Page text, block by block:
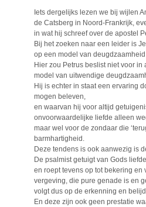
Iets dergelijks lezen we bij wijlen
de Catsberg in Noord-Frankrijk,
in wat hij schreef over de apostel
Bij het zoeken naar een leider is
op een model van
Hier zou Petrus beslist niet voor
model van uitwendige
Hij is echter in staat een ervaring
mogen beleven,
en waarvan hij voor altijd
onvoorwaardelijke liefde alleen
maar wel voor de zondaar die
barmhartigheid.
Deze tendens is ook aanwezig is
De psalmist getuigt van Gods
en roept tevens op tot bekering
vergeving, die pure genade is en
volgt dus op de erkenning en
En deze zijn ook geen prestatie